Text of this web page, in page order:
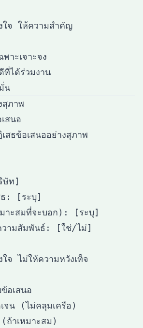
จ ให้ความสำคัญ
าะเจาะจง
ได้ร่วมงาน
สุภาพ
สนอ
ธข้อเสนออย่างสุภาพ
ท]
ธ: [ระบุ]
าะสมที่จะบอก): [ระบุ]
วามสัมพันธ์: [ใช่/ไม่]
ไม่ให้ความหวังเท็จ
อเสนอ
จน (ไม่คลุมเครือ)
าเหมาะสม)